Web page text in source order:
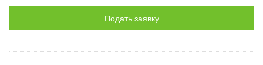
Подать заявку